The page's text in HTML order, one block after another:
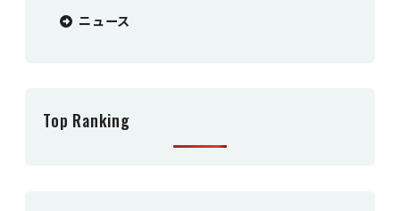
ニュース
Top Ranking